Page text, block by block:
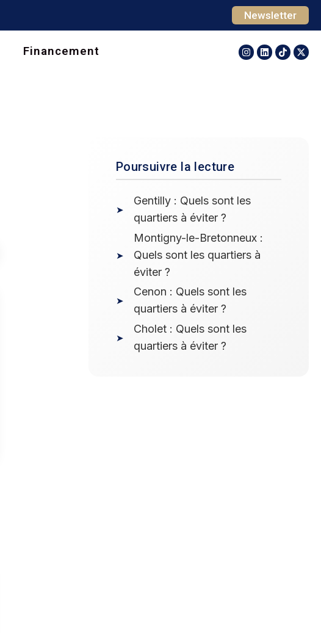
Newsletter
Financement
Poursuivre la lecture
Gentilly : Quels sont les
quartiers à éviter ?
Montigny-le-Bretonneux :
Quels sont les quartiers à
éviter ?
Cenon : Quels sont les
quartiers à éviter ?
Cholet : Quels sont les
quartiers à éviter ?